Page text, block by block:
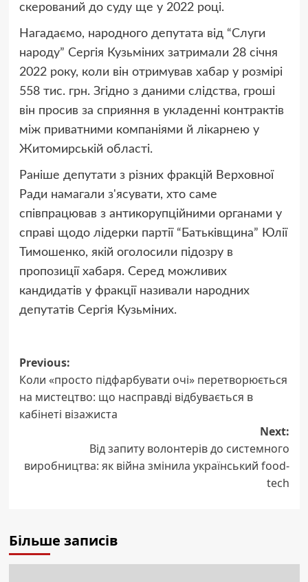
скерований до суду ще у 2022 році.
Нагадаємо, народного депутата від “Слуги
народу” Сергія Кузьміних затримали 28 січня
2022 року, коли він отримував хабар у розмірі
558 тис. грн. Згідно з даними слідства, гроші
він просив за сприяння в укладенні контрактів
між приватними компаніями й лікарнею у
Житомирській області.
Раніше депутати з різних фракцій Верховної
Ради намагали з'ясувати, хто саме
співпрацював з антикорупційними органами у
справі щодо лідерки партії “Батьківщина” Юлії
Тимошенко, якій оголосили підозру в
пропозиції хабаря. Серед можливих
кандидатів у фракції називали народних
депутатів Сергія Кузьміних.
Post
navigation
Previous:
Коли «просто підфарбувати очі» перетворюється
на мистецтво: що насправді відбувається в
кабінеті візажиста
Next:
Від запиту волонтерів до системного
виробництва: як війна змінила український food-
tech
Більше записів